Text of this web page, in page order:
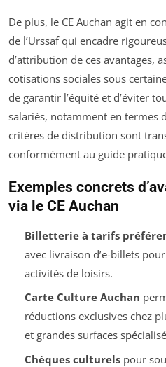
De plus, le CE Auchan agit en
de l’Urssaf qui encadre
d’attribution de ces avantages,
cotisations sociales sous
de garantir l’équité et d’éviter
salariés, notamment en termes
critères de distribution sont
conformément au guide
Exemples concrets
via le CE Auchan
Billetterie à tarifs
avec livraison d’e-billets
activités de loisirs.
Carte Culture Auchan
réductions exclusives chez
et grandes surfaces
Chèques culturelspour